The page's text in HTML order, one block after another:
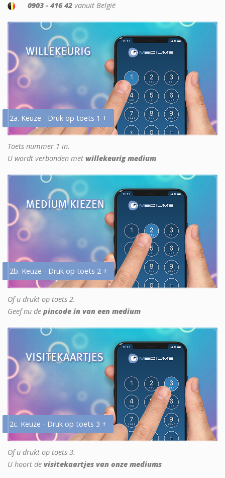
0903 - 416 42 vanuit België
2a. Keuze - Druk op toets 1 +
Toets nummer 1 in.
U wordt verbonden met willekeurig medium
2b. Keuze - Druk op toets 2 +
Of u drukt op toets 2.
Geef nu de pincode in van een medium
2c. Keuze - Druk op toets 3 +
Of u drukt op toets 3.
U hoort de visitekaartjes van onze mediums